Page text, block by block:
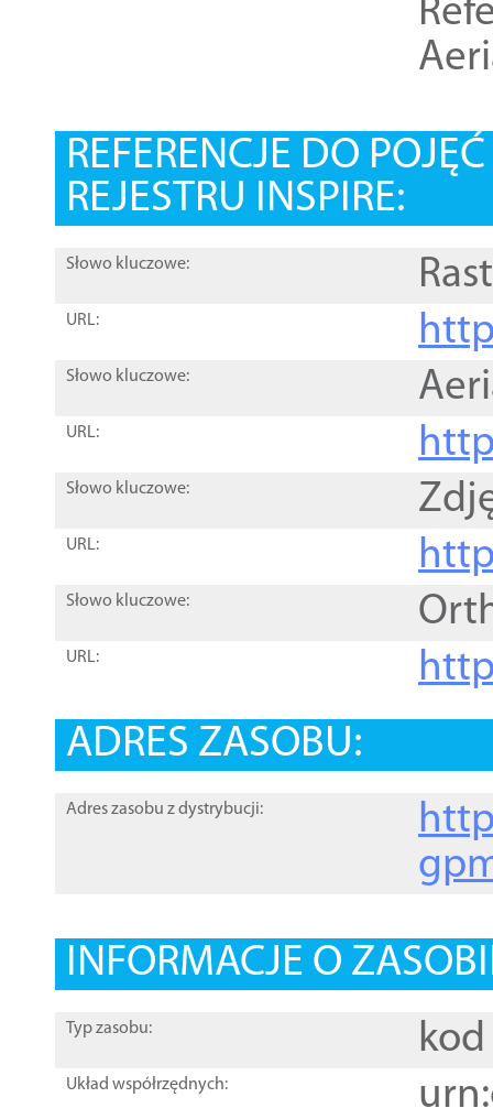
REFERENCJE DO
REJESTRU INSPIRE:
Słowo kluczowe:
URL:
Słowo kluczowe:
URL:
Słowo kluczowe:
URL:
Słowo kluczowe:
URL:
ADRES ZASOBU:
Adres zasobu z dystrybucji:
INFORMACJE O
Typ zasobu: kod
Układ współrzędnych: